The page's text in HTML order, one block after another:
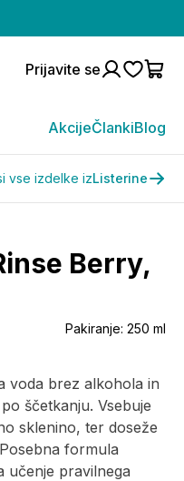
Prijavite se
AkcijeČlankiBlog
vse izdelke izListerine
Berry,
voda brez alkohola in
ščetkanju. Vsebuje
sklenino, ter doseže
formula
učenje pravilnega
Pakiranje: 250 ml